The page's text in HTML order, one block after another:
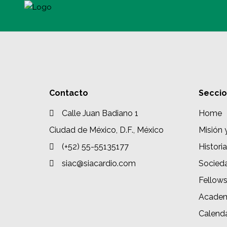
Contacto
Calle Juan Badiano 1
Ciudad de México, D.F., México
(+52) 55-55135177
siac@siacardio.com
Home
Misión
Historia
Fellows